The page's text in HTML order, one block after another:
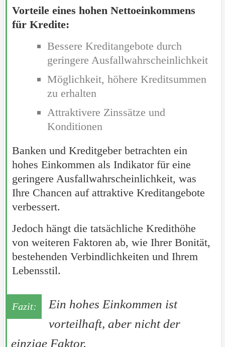
Vorteile eines hohen Nettoeinkommens
für Kredite:
Bessere Kreditangebote durch
geringere Ausfallwahrscheinlichkeit
Möglichkeit, höhere Kreditsummen
zu erhalten
Attraktivere Zinssätze und
Konditionen
Banken und Kreditgeber betrachten ein
hohes Einkommen als Indikator für eine
geringere Ausfallwahrscheinlichkeit, was
Ihre Chancen auf attraktive Kreditangebote
verbessert.
Jedoch hängt die tatsächliche Kredithöhe
von weiteren Faktoren ab, wie Ihrer Bonität,
bestehenden Verbindlichkeiten und Ihrem
Lebensstil.
Ein hohes Einkommen ist
vorteilhaft, aber nicht der
einzige Faktor.